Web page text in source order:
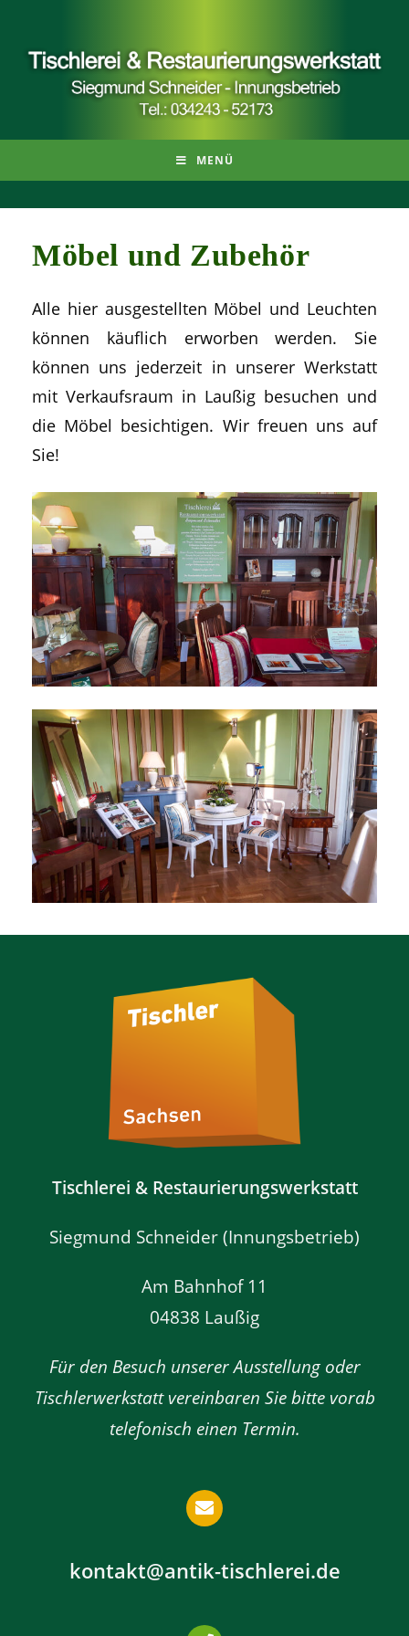
MENÜ
Möbel und Zubehör
Alle hier ausgestellten Möbel und Leuchten
können käuflich erworben werden. Sie
können uns jederzeit in unserer Werkstatt
mit Verkaufsraum in Laußig besuchen und
die Möbel besichtigen. Wir freuen uns auf
Sie!
Tischlerei & Restaurierungswerkstatt
Siegmund Schneider (Innungsbetrieb)
Am Bahnhof 11
04838 Laußig
Für den Besuch unserer Ausstellung oder
Tischlerwerkstatt vereinbaren Sie bitte vorab
telefonisch einen Termin.
kontakt@antik-tischlerei.de